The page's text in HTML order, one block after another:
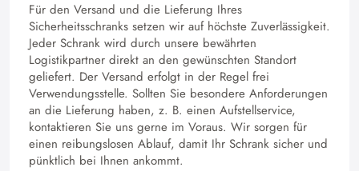
Für den Versand und die Lieferung Ihres
Sicherheitsschranks setzen wir auf höchste Zuverlässigkeit.
Jeder Schrank wird durch unsere bewährten
Logistikpartner direkt an den gewünschten Standort
geliefert. Der Versand erfolgt in der Regel frei
Verwendungsstelle. Sollten Sie besondere Anforderungen
an die Lieferung haben, z. B. einen Aufstellservice,
kontaktieren Sie uns gerne im Voraus. Wir sorgen für
einen reibungslosen Ablauf, damit Ihr Schrank sicher und
pünktlich bei Ihnen ankommt.